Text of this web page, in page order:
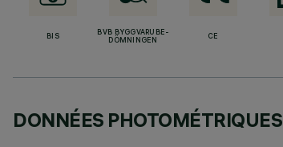
BIS
BVB BYGGVARUBE-
DÖMNINGEN
CE
DONNÉES PHOTOMÉTRIQUES